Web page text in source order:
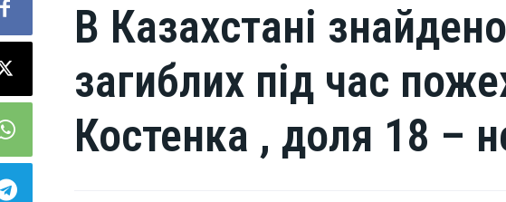
В Казахстані
загиблих під час
Костенка , доля 18 –